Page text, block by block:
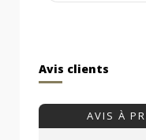
Avis clients
AVIS À